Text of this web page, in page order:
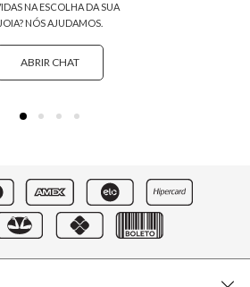
NA ESCOLHA DA SUA
JOIA? NÓS AJUDAMOS.
ABRIR CHAT